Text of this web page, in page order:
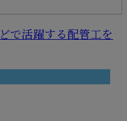
で活躍する配管工を